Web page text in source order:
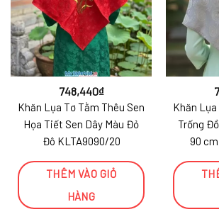
748,440₫
Khăn Lụa Tơ Tằm Thêu Sen
Họa Tiết Sen Dây Màu Đỏ
Đô KLTA9090/20
THÊM VÀO GIỎ
HÀNG
Khăn
Trống
90